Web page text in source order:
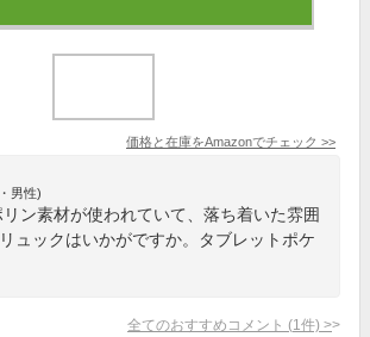
価格と在庫をAmazonでチェック >>
男性)
ン素材が使われていて、落ち着いた雰囲
ュックはいかがですか。タブレットポケ
全てのおすすめコメント (1 件) >